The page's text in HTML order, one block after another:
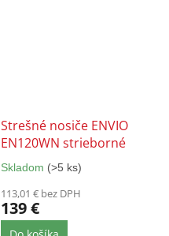
Strešné nosiče ENVIO
EN120WN strieborné
Priemerné
produktu
je
5,0
Skladom (>5 ks)
113,01 € bez DPH
139 €